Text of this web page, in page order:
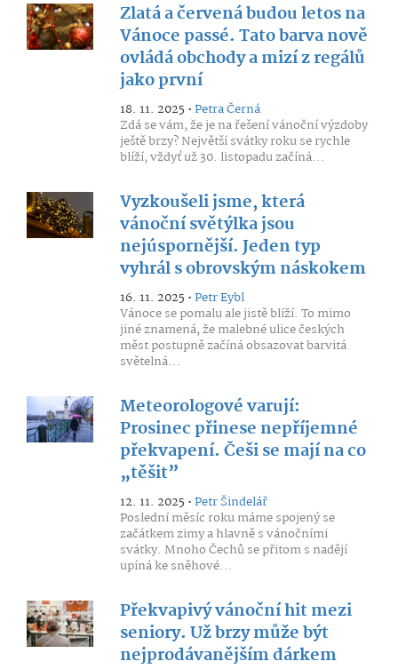
Zlatá a červená budou letos na
Vánoce passé. Tato barva nově
ovládá obchody a mizí z regálů
jako první
18. 11. 2025 •Petra Černá
Zdá se vám, že je na řešení vánoční výzdoby
ještě brzy? Největší svátky roku se rychle
blíží, vždyť už 30. listopadu začíná...
Vyzkoušeli jsme, která
vánoční světýlka jsou
nejúspornější. Jeden typ
vyhrál s obrovským náskokem
16. 11. 2025 •Petr Eybl
Vánoce se pomalu ale jistě blíží. To mimo
jiné znamená, že malebné ulice českých
měst postupně začíná obsazovat barvitá
světelná...
Meteorologové varují:
Prosinec přinese nepříjemné
překvapení. Češi se mají na co
„těšit”
12. 11. 2025 •Petr Šindelář
Poslední měsíc roku máme spojený se
začátkem zimy a hlavně s vánočními
svátky. Mnoho Čechů se přitom s nadějí
upíná ke sněhové...
Překvapivý vánoční hit mezi
seniory. Už brzy může být
nejprodávanějším dárkem